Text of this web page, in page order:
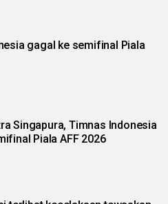
gagal ke semifinal Piala
Singapura, Timnas Indonesia
Piala AFF 2026